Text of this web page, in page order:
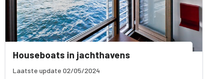
Houseboats in jachthavens
Laatste update 02/05/2024